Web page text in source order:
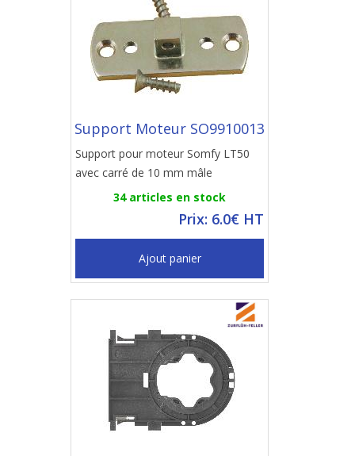
Support Moteur SO9910013
Support pour moteur Somfy LT50
avec carré de 10 mm mâle
34 articles en stock
Prix: 6.0€ HT
Ajout panier